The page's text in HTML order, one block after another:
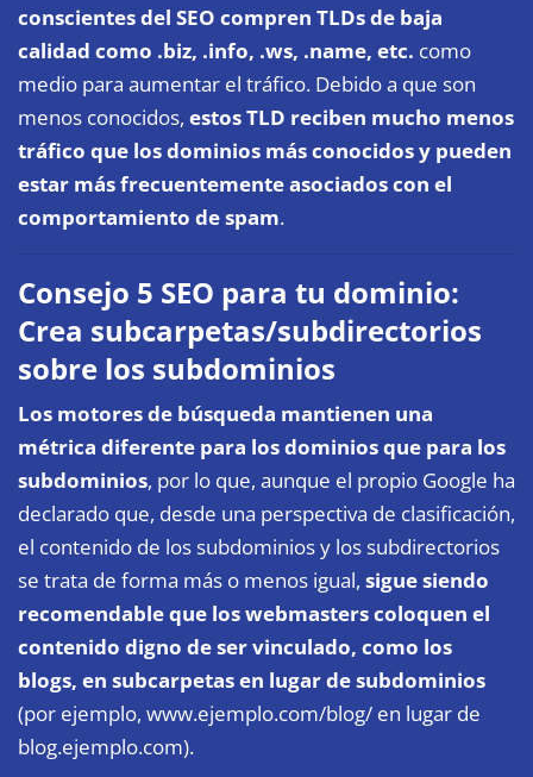
conscientes del SEO compren TLDs de baja
calidad como .biz, .info, .ws, .name, etc. como
medio para aumentar el tráfico. Debido a que son
menos conocidos, estos TLD reciben mucho menos
tráfico que los dominios más conocidos y pueden
estar más frecuentemente asociados con el
comportamiento de spam.
Consejo 5 SEO para tu dominio:
Crea subcarpetas/subdirectorios
sobre los subdominios
Los motores de búsqueda mantienen una
métrica diferente para los dominios que para los
subdominios, por lo que, aunque el propio Google ha
declarado que, desde una perspectiva de clasificación,
el contenido de los subdominios y los subdirectorios
se trata de forma más o menos igual, sigue siendo
recomendable que los webmasters coloquen el
contenido digno de ser vinculado, como los
blogs, en subcarpetas en lugar de subdominios
(por ejemplo, www.ejemplo.com/blog/ en lugar de
blog.ejemplo.com).